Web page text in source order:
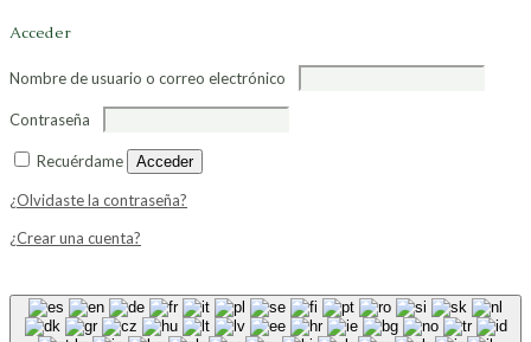
Acceder
Nombre de usuario o correo electrónico
Contraseña
Recuérdame Acceder
¿Olvidaste la contraseña?
¿Crear una cuenta?